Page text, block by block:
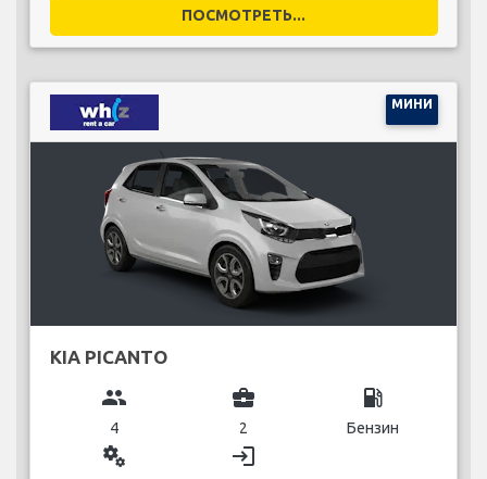
ПОСМОТРЕТЬ...
МИНИ
KIA PICANTO
group
4
business_center
2
local_gas_station
Бензин
miscellaneous_services login